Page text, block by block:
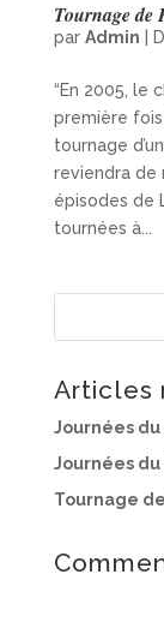
Tournage de
par Admin
“En 2005, le
première
tournage
reviendra de
épisodes de
tournées à...
Articles
Journées
Journées
Tournage